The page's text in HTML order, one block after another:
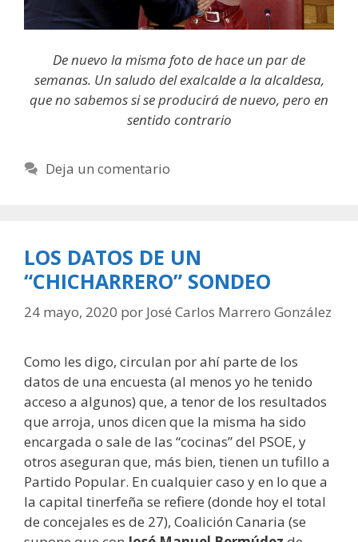
De nuevo la misma foto de hace un par de
semanas. Un saludo del exalcalde a la alcaldesa,
que no sabemos si se producirá de nuevo, pero en
sentido contrario
Deja un comentario
LOS DATOS DE UN
“CHICHARRERO” SONDEO
24 mayo, 2020 por José Carlos Marrero González
Como les digo, circulan por ahí parte de los
datos de una encuesta (al menos yo he tenido
acceso a algunos) que, a tenor de los resultados
que arroja, unos dicen que la misma ha sido
encargada o sale de las “cocinas” del PSOE, y
otros aseguran que, más bien, tienen un tufillo a
Partido Popular. En cualquier caso y en lo que a
la capital tinerfeña se refiere (donde hoy el total
de concejales es de 27), Coalición Canaria (se